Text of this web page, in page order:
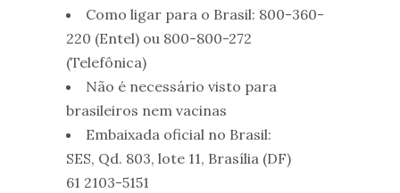
Como ligar para o Brasil: 800-360-
220 (Entel) ou 800-800-272
(Telefônica)
Não é necessário visto para
brasileiros nem vacinas
Embaixada oficial no Brasil:
SES, Qd. 803, lote 11, Brasília (DF)
61 2103-5151